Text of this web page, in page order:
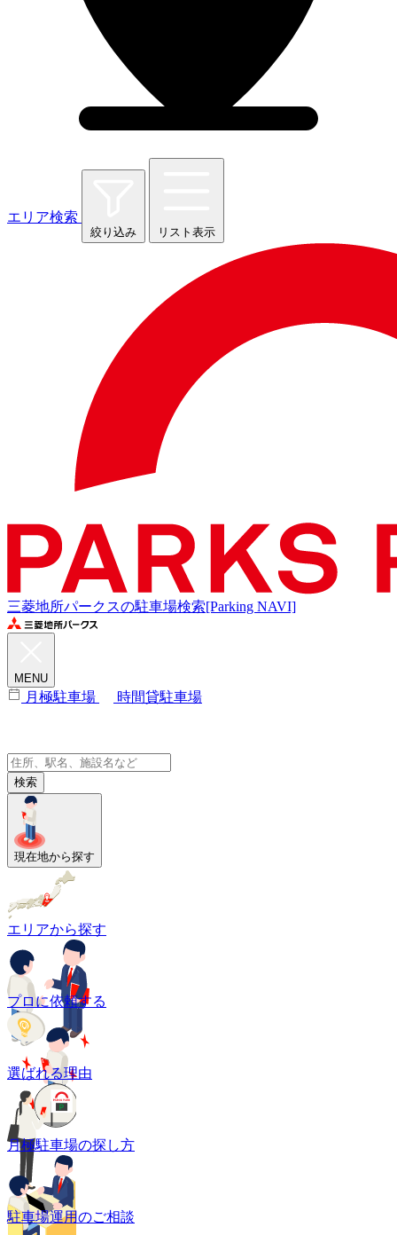
エリア検索
絞り込み リスト表示
三菱地所パークスの駐車場検索[Parking NAVI]
MENU
月極駐車場 時間貸駐車場
検索
現在地から探す
エリアから探す
プロに依頼する
選ばれる理由
月極駐車場の探し方
駐車場運用のご相談